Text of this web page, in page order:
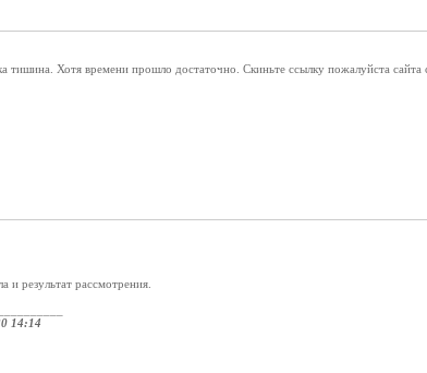
тишина. Хотя времени прошло достаточно. Скиньте ссылку пожалуйста сайта
результат рассмотрения.
14:14